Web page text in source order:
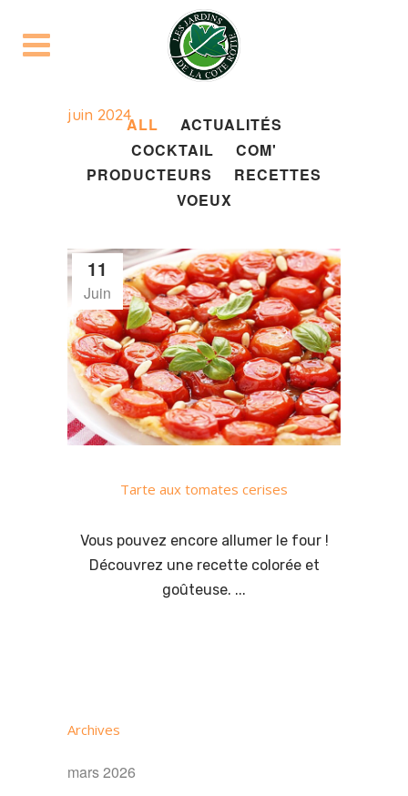
juin 2024ALL
ACTUALITÉS
COCKTAIL
COM'
PRODUCTEURS
RECETTES
VOEUX
11
Juin
Tarte aux tomates cerises
Vous pouvez encore allumer le four !
Découvrez une recette colorée et
goûteuse. ...
Archives
mars 2026